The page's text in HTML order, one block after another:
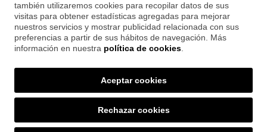
El baño es una de las estancias del hogar donde los materiales
cerámicos se expresan mejor.
EnSet Ceràmiquessuministramos todos los elementos y accesorios:
cabinas de hidromasaje, grifería, mamparas, bañeras, sanitarios y
Ofrecemos una extensa carta de estilos, desde los más tradicionales a
los más innovadores. Los esperamos!
también utilizaremos cookies para recopilar datos de sus
visitas para obtener estadísticas agregadas para mejorar
nuestros servicios y mostrar publicidad relacionada con sus
preferencias a partir de sus hábitos de navegación. Más
información en nuestra política de cookies
Rechazar cookies
Aceptar cookies